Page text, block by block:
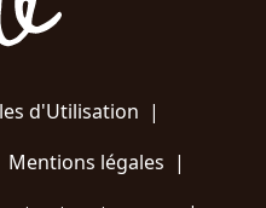
d'Utilisation |
Mentions légales |